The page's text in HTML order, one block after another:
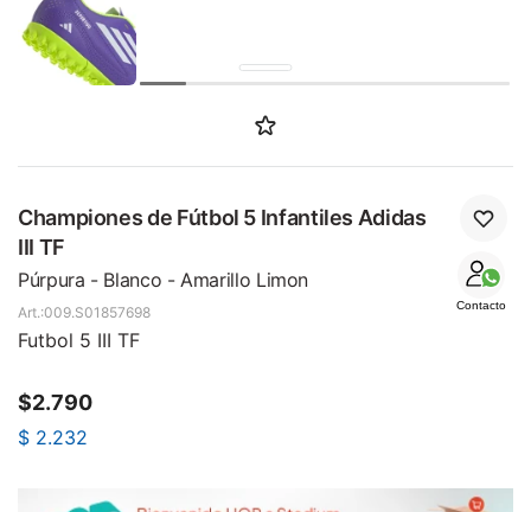
Championes de Fútbol 5 Infantiles Adidas
III TF
Púrpura - Blanco - Amarillo Limon
Contacto
009.S01857698
Futbol 5 III TF
$2.790
$ 2.232